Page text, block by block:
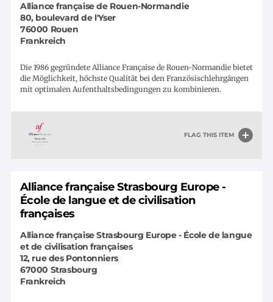
FLAG THIS ITEM
Alliance française de Rouen-Normandie
80, boulevard de l'Yser
76000 Rouen
Frankreich
Die 1986 gegründete Alliance Française de Rouen-Normandie bietet
die Möglichkeit, höchste Qualität bei den Französischlehrgängen
mit optimalen Aufenthaltsbedingungen zu kombinieren.
Alliance française Strasbourg Europe -
École de langue et de civilisation
françaises
Alliance française Strasbourg Europe - École de langue
et de civilisation françaises
12, rue des Pontonniers
67000 Strasbourg
Frankreich